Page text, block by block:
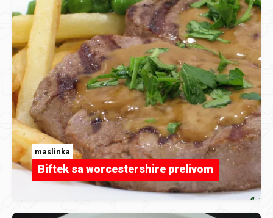
maslinka
Biftek sa worcestershire prelivom